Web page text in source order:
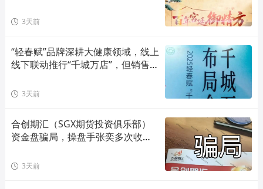
3天前
“轻春赋”品牌深耕大健康领域，线上
线下联动推行“千城万店”，但销售模
3天前
合创期汇（SGX期货投资俱乐部）
资金盘骗局，操盘手张奕多次收割
3天前